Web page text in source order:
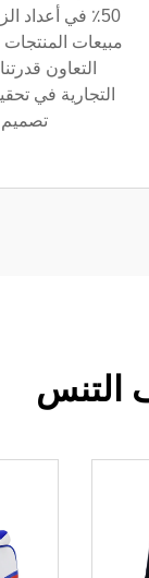
مبيعات المنتجات
التعاون
التجارية في
تصميم
التنس